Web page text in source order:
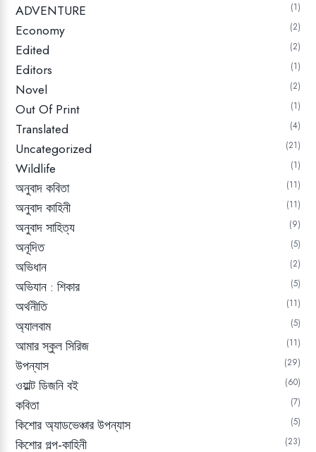
ADVENTURE 1
Economy 2
Edited 2
Editors 1
Novel 2
Out Of Print 1
Translated 4
Uncategorized 21
Wildlife 1
অনুবাদ কবিতা 11
অনুবাদ কাহিনী 11
অনুবাদ সাহিত্য 9
অনূদিত 5
অভিধান 2
অভিযান : শিকার 5
অর্থনীতি 11
অ্যালবাম 5
আমার স্কুল সিরিজ 11
উপন্যাস 29
ওয়াল্ট ডিজনি বই 60
কবিতা 7
কিশোর অ্যাডভেঞ্চার উপন্যাস 5
কিশোর গল্প-কাহিনী 23